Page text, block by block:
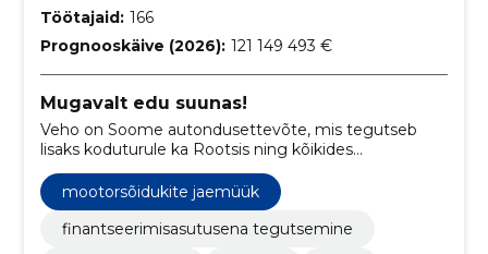
Töötajaid: 166
Prognooskäive (2026): 121 149 493 €
Mugavalt edu suunas!
Veho on Soome autondusettevõte, mis tegutseb
lisaks koduturule ka Rootsis ning kõikides
Baltimaades. Lisaks kõrgklassilistele autodele,
tahame me pakkuda ka uudseid lahendusi ja
professionaalset teenindust.
mootorsõidukite jaemüük
finantseerimisasutusena tegutsemine